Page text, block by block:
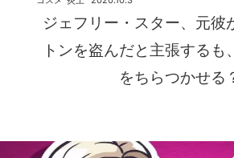
ジェフリー・スター、元彼
トンを盗んだと主張するも
をちらつかせる